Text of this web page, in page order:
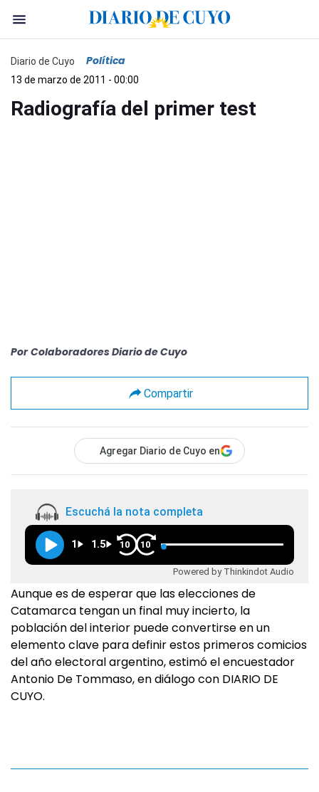
Diario de Cuyo Política
13 de marzo de 2011 - 00:00
Radiografía del primer test
Por Colaboradores Diario de Cuyo
Compartir
Agregar Diario de Cuyo en
Escuchá la nota completa
1 1.5 10 10
Powered by Thinkindot Audio
Aunque es de esperar que las elecciones de
Catamarca tengan un final muy incierto, la
población del interior puede convertirse en un
elemento clave para definir estos primeros comicios
del año electoral argentino, estimó el encuestador
Antonio De Tommaso, en diálogo con DIARIO DE
CUYO.